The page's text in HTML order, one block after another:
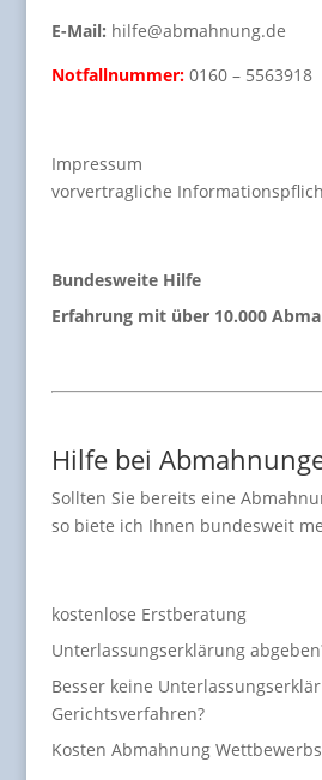
E-Mail: hilfe@abmahnung.de
Notfallnummer: 0160 – 5563918
Impressum
vorvertragliche
Bundesweite Hilfe
Erfahrung mit über 10.000
Hilfe bei
Sollten Sie bereits eine
so biete ich Ihnen bundesweit
kostenlose Erstberatung
Unterlassungserklärung
Besser keine
Gerichtsverfahren?
Kosten Abmahnung